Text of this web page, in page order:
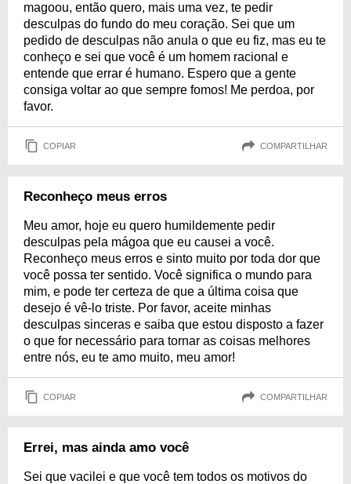
magoou, então quero, mais uma vez, te pedir
desculpas do fundo do meu coração. Sei que um
pedido de desculpas não anula o que eu fiz, mas eu te
conheço e sei que você é um homem racional e
entende que errar é humano. Espero que a gente
consiga voltar ao que sempre fomos! Me perdoa, por
favor.
COPIAR COMPARTILHAR
Reconheço meus erros
Meu amor, hoje eu quero humildemente pedir
desculpas pela mágoa que eu causei a você.
Reconheço meus erros e sinto muito por toda dor que
você possa ter sentido. Você significa o mundo para
mim, e pode ter certeza de que a última coisa que
desejo é vê-lo triste. Por favor, aceite minhas
desculpas sinceras e saiba que estou disposto a fazer
o que for necessário para tornar as coisas melhores
entre nós, eu te amo muito, meu amor!
COPIAR COMPARTILHAR
Errei, mas ainda amo você
Sei que vacilei e que você tem todos os motivos do